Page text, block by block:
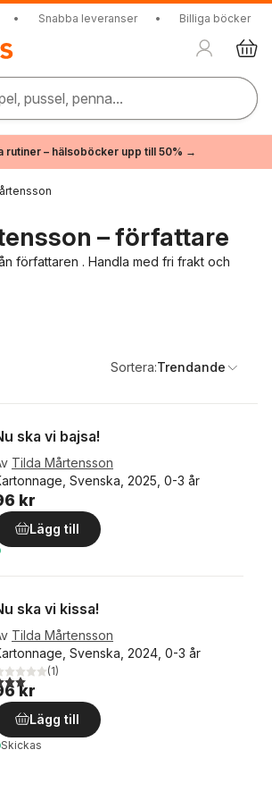
• Snabba leveranser • Billiga böcker
pussel, penna...
rutiner – hälsoböcker upp till 50% →
– författare
författaren . Handla med fri frakt och
Sortera:Trendande
ska vi bajsa!
Tilda Mårtensson
Svenska, 2025, 0-3 år
kr
Lägg till
ska vi kissa!
Tilda Mårtensson
Svenska, 2024, 0-3 år
utav 5 stjärnor. Totalt antal röster:
(1)
kr
Lägg till
Skickas